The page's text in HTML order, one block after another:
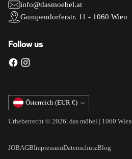
info@dasmoebel.at
Gumpendorferstr. 11 - 1060 Wien
Follow us
Währung Österreich (EUR €)
Urheberrecht © 2026, das möbel | 1060 Wien
JOBAGBImpressumDatenschutzBlog